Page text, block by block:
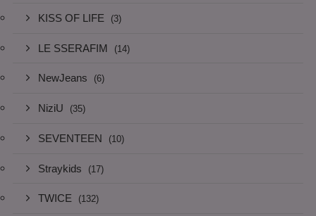
KISS OF LIFE (3)
LE SSERAFIM (14)
NewJeans (6)
NiziU (35)
SEVENTEEN (10)
Straykids (17)
TWICE (132)